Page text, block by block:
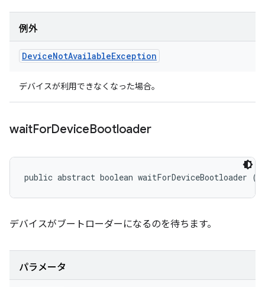
例外
DeviceNotAvailableException
デバイスが利用できなくなった場合。
waitForDeviceBootloader
public abstract boolean waitForDeviceBootloader
デバイスがブートローダーになるのを待ちます。
パラメータ